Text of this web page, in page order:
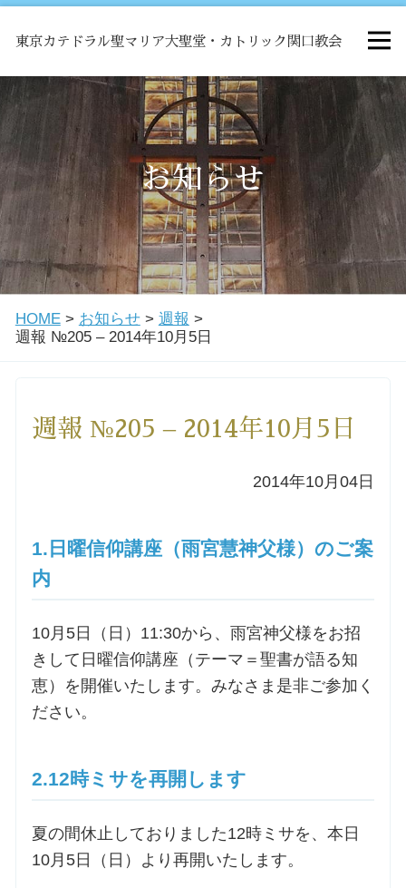
東京カテドラル聖マリア大聖堂・カトリック関口教会
HOME
ミサ
お知らせ
関口教会について
教会学校・中高生会
洗礼を希望される方
小池神父の講座
シスター中島の講座
教区カテキスタの講座
お問合せ
お知らせ
HOME> お知らせ> 週報 >
週報 №205 – 2014年10月5日
週報 №205 – 2014年10月5日
2014年10月04日
1.日曜信仰講座（雨宮慧神父様）のご案
内
10月5日（日）11:30から、雨宮神父様をお招
きして日曜信仰講座（テーマ＝聖書が語る知
恵）を開催いたします。みなさま是非ご参加く
ださい。
2.12時ミサを再開します
夏の間休止しておりました12時ミサを、本日
10月5日（日）より再開いたします。